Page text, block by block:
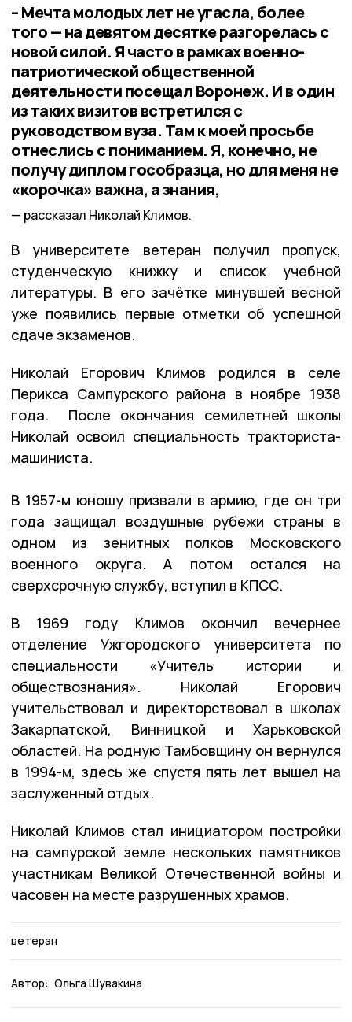
– Мечта молодых лет не угасла, более
того — на девятом десятке разгорелась с
новой силой. Я часто в рамках военно-
патриотической общественной
деятельности посещал Воронеж. И в один
из таких визитов встретился с
руководством вуза. Там к моей просьбе
отнеслись с пониманием. Я, конечно, не
получу диплом гособразца, но для меня не
«корочка» важна, а знания,
рассказал Николай Климов.
В университете ветеран получил пропуск,
студенческую книжку и список учебной
литературы. В его зачётке минувшей весной
уже появились первые отметки об успешной
сдаче экзаменов.
Николай Егорович Климов родился в селе
Перикса Сампурского района в ноябре 1938
года. После окончания семилетней школы
Николай освоил специальность тракториста-
машиниста.
В 1957-м юношу призвали в армию, где он три
года защищал воздушные рубежи страны в
одном из зенитных полков Московского
военного округа. А потом остался на
сверхсрочную службу, вступил в КПСС.
В 1969 году Климов окончил вечернее
отделение Ужгородского университета по
специальности «Учитель истории и
обществознания». Николай Егорович
учительствовал и директорствовал в школах
Закарпатской, Винницкой и Харьковской
областей. На родную Тамбовщину он вернулся
в 1994-м, здесь же спустя пять лет вышел на
заслуженный отдых.
Николай Климов стал инициатором постройки
на сампурской земле нескольких памятников
участникам Великой Отечественной войны и
часовен на месте разрушенных храмов.
ветеран
Автор: Ольга Шувакина